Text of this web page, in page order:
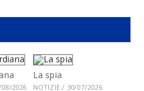
2026
La spia
NOTIZIE / 30/07/2026